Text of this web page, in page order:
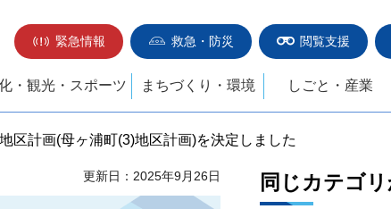
緊急情報
救急・防災 閲覧支援
・観光・スポーツ まちづくり・環境 しごと・産業
区計画(母ヶ浦町(3)地区計画)を決定しました
更新日：2025年9月26日 同じカテゴ